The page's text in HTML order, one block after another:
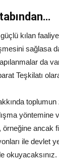
kılan
sağlasa
da
Teşkilatı
yöntemine
ancak
ile devlet
okuyacaksınız.